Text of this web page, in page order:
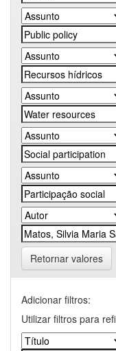
Retornar valores
Adicionar filtros:
Utilizar filtros para